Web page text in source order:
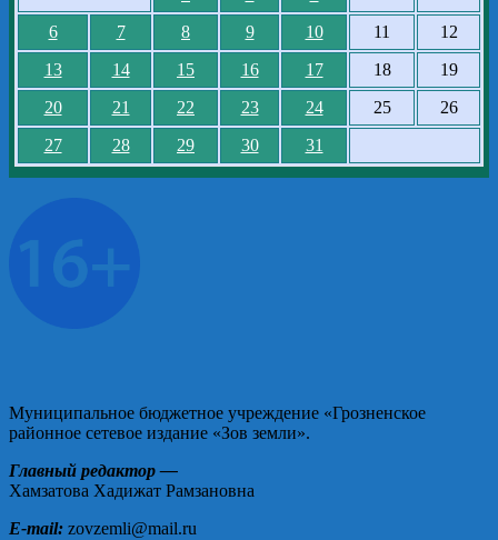
6
7 8 9 10 11
12
13
14 15 16 17 18
19
20
21 22 23 24 25
26
27
28 29 30 31
Муниципальное бюджетное учреждение «Грозненское
районное сетевое издание «Зов земли».
Главный редактор —
Хамзатова Хадижат Рамзановна
E-mail: zovzemli@mail.ru